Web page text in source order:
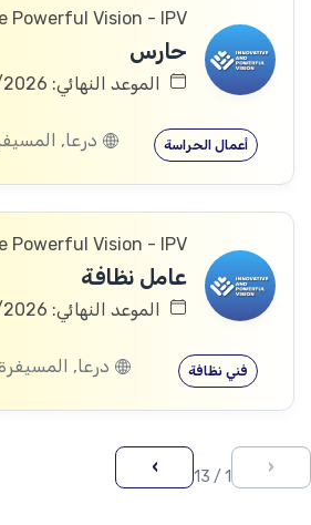
Powerful Vision - IPV
حارس
الموعد النهائي: 03/08/2026
أعمال الحراسة
Powerful Vision - IPV
عامل نظافة
الموعد النهائي: 03/08/2026
فني نظافة
‹
1 / 13
›